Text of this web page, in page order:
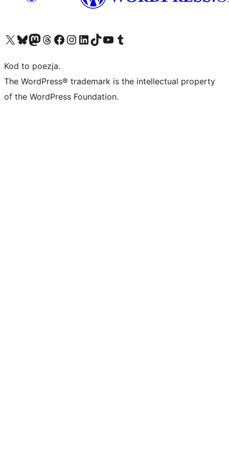
Odwiedź nasze konto X (dawniej Twitter)
Odwiedź nasze konto Bluesky
Odwiedź nasze konto na Mastodoncie
Odwiedź naszego Threadsa
Odwiedź naszego Facebooka
Odwiedź nasze konto na Instagramie
Odwiedź nasze konto na LinkedIn
Odwiedź naszego TikToka
Odwiedź nasz kanał YouTube
Odwiedź naszego Tumblra
Kod to poezja.
The WordPress® trademark is the intellectual property
of the WordPress Foundation.